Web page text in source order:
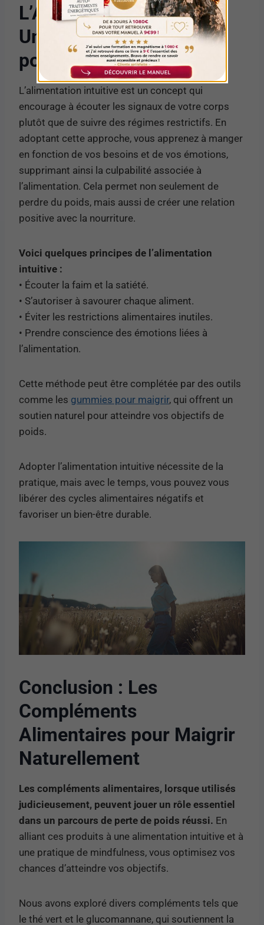
L’Alimentation Intuitive :
Une Approche Durable
pour la Perte de Poids
L’alimentation intuitive est un concept qui
encourage à écouter les signaux de votre corps
plutôt que de suivre des régimes restrictifs. En
adoptant cette approche, vous apprenez à manger
en fonction de vos besoins et de vos émotions,
supprimant ainsi la culpabilité associée à
l’alimentation. Cela permet non seulement de
perdre du poids, mais aussi de créer une relation
positive avec la nourriture.
Voici quelques principes de l’alimentation
intuitive :
• Écouter la faim et la satiété.
• S’autoriser à savourer chaque aliment.
• Éviter les restrictions alimentaires inutiles.
• Prendre conscience des émotions liées à
l’alimentation.
Cette méthode peut être complétée par des outils
comme les gummies pour maigrir, qui offrent un
soutien naturel pour atteindre vos objectifs de
poids.
Adopter l’alimentation intuitive nécessite de la
pratique, mais avec le temps, vous pouvez vous
libérer des cycles alimentaires négatifs et
favoriser un bien-être durable.
Conclusion : Les
Compléments
Alimentaires pour Maigrir
Naturellement
Les compléments alimentaires, lorsque utilisés
judicieusement, peuvent jouer un rôle essentiel
dans un parcours de perte de poids réussi. En
alliant ces produits à une alimentation intuitive et à
une pratique de mindfulness, vous optimisez vos
chances d’atteindre vos objectifs.
Nous avons exploré divers compléments tels que
le thé vert et le glucomannane, qui soutiennent la